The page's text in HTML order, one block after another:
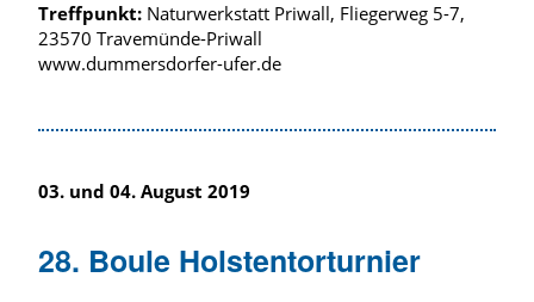
Treffpunkt: Naturwerkstatt Priwall, Fliegerweg 5-7,
23570 Travemünde-Priwall
www.dummersdorfer-ufer.de
03. und 04. August 2019
28. Boule Holstentorturnier